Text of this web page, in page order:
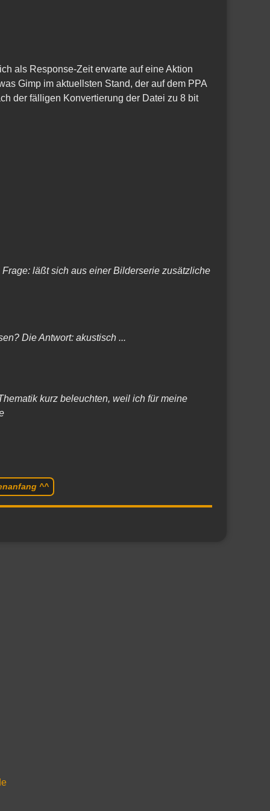
als Response-Zeit erwarte auf eine Aktion
Gimp im aktuellsten Stand, der auf dem PPA
der fälligen Konvertierung der Datei zu 8 bit
läßt sich aus einer Bilderserie zusätzliche
Die Antwort: akustisch ...
kurz beleuchten, weil ich für meine
^^